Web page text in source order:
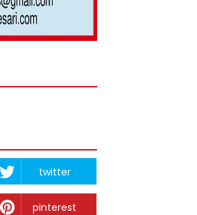
twitter
pinterest